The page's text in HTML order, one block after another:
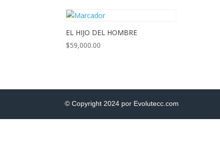
EL HIJO DEL HOMBRE
$59,000.00
© Copyright 2024 por Evolutecc.com